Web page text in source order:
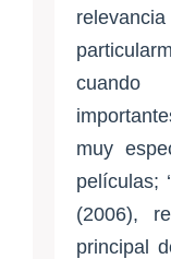
muy
películas;
(2006),
principal